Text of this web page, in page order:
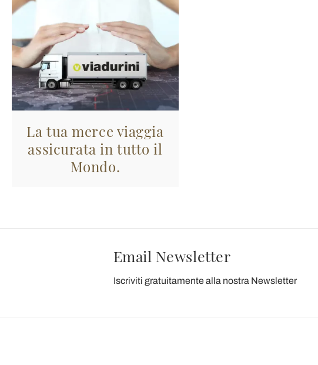
La tua merce viaggia
assicurata in tutto il
Mondo.
Email Newsletter
Iscriviti gratuitamente alla nostra Newsletter